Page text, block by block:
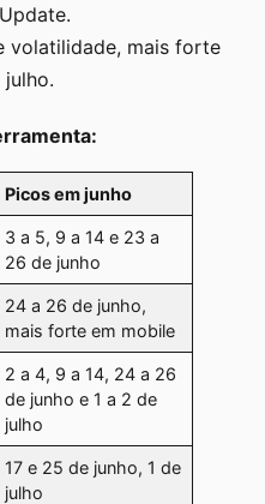
volatilidade, mais forte
Picos em junho
3 a 5, 9 a 14 e 23 a
26 de junho
24 a 26 de junho,
mais forte em mobile
2 a 4, 9 a 14, 24 a 26
de junho e 1 a 2 de
julho
17 e 25 de junho, 1 de
julho